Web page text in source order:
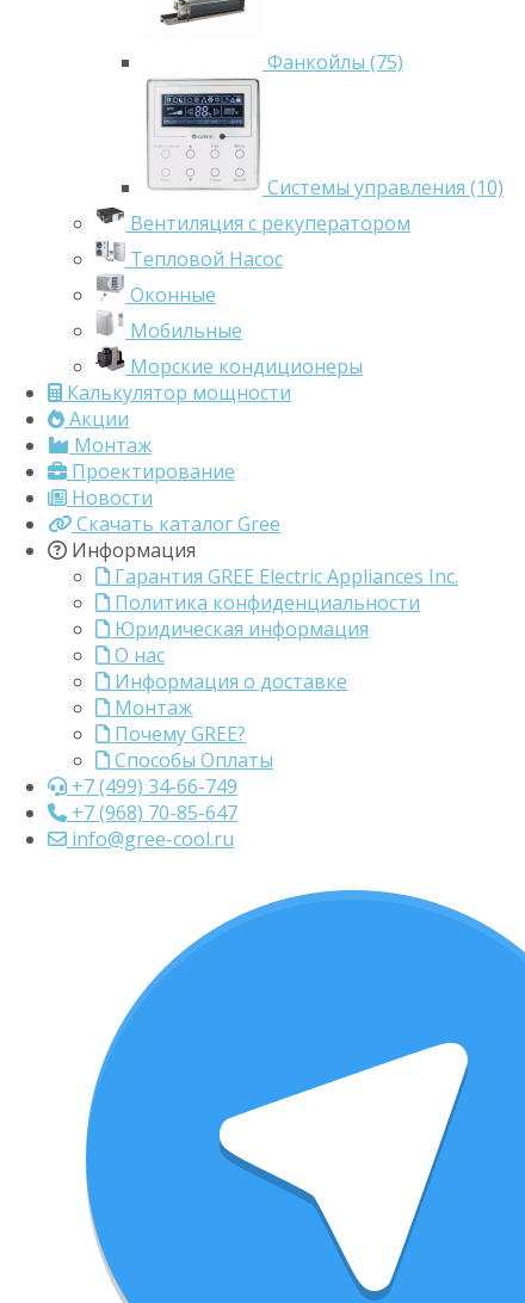
Фанкойлы (75)
Системы управления (10)
Вентиляция с рекуператором
Тепловой Насос
Оконные
Мобильные
Морские кондиционеры
Калькулятор мощности
Акции
Монтаж
Проектирование
Новости
Скачать каталог Gree
Информация
Гарантия GREE Electric Appliances Inc.
Политика конфиденциальности
Юридическая информация
О нас
Информация о доставке
Монтаж
Почему GREE?
Способы Оплаты
+7 (499) 34-66-749
+7 (968) 70-85-647
info@gree-cool.ru